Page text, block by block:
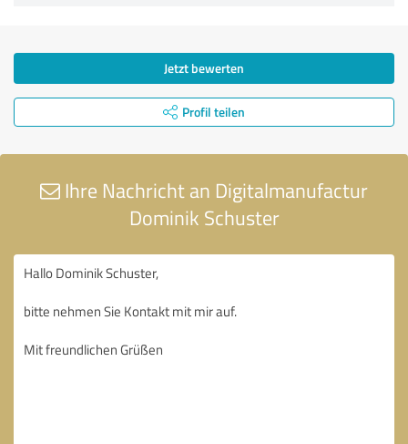
Jetzt bewerten
Profil teilen
Ihre Nachricht an Digitalmanufactur
Dominik Schuster